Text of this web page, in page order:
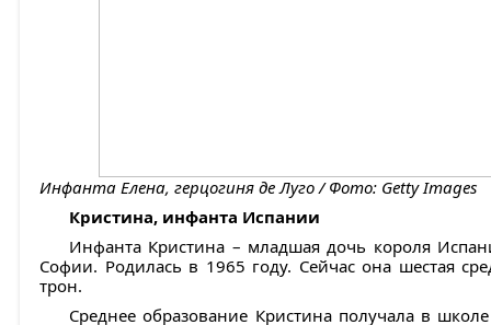
Инфанта Елена, герцогиня де Луго / Фото: Getty Images
Кристина, инфанта Испании
Инфанта Кристина – младшая дочь короля
Софии. Родилась в 1965 году. Сейчас она шестая
трон.
Среднее образование Кристина получала в